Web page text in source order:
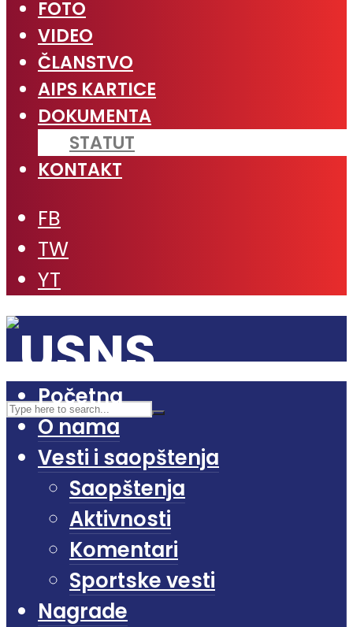
FOTO
VIDEO
ČLANSTVO
AIPS KARTICE
DOKUMENTA
STATUT
KONTAKT
FB
TW
YT
Početna
O nama
Vesti i saopštenja
Saopštenja
Aktivnosti
Komentari
Sportske vesti
Nagrade